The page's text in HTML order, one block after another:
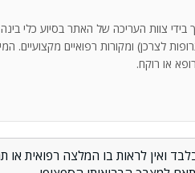
בידי צוות העריכה של האתר בסיוע כלי
לצרכן) ומקורות רפואיים מקצועיים.
או רוקח.
ואין לראות בו המלצה רפואית או